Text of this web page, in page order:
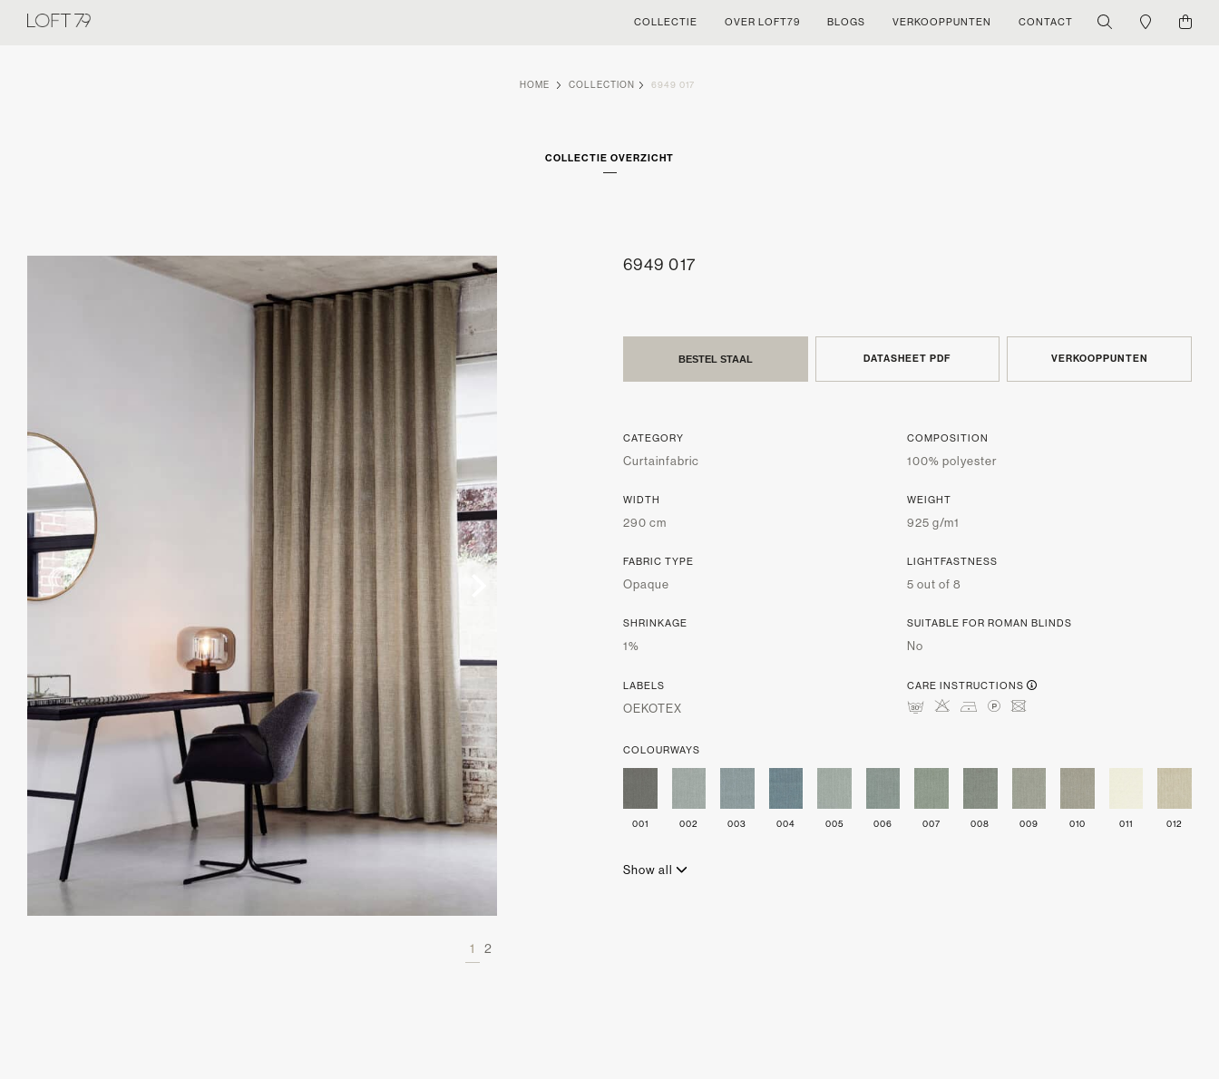
COLLECTIE OVER LOFT79 BLOGS VERKOOPPUNTEN CONTACT
HOME COLLECTION 6949 017
COLLECTIE OVERZICHT
1 2
6949 017
BESTEL STAAL DATASHEET PDF VERKOOPPUNTEN
CATEGORY
Curtainfabric
COMPOSITION
100% polyester
WIDTH
290 cm
WEIGHT
925 g/m1
FABRIC TYPE
Opaque
LIGHTFASTNESS
5 out of 8
SHRINKAGE
1%
SUITABLE FOR ROMAN BLINDS
No
LABELS
OEKOTEX
CARE INSTRUCTIONS
mHDLU
COLOURWAYS
001 002 003 004 005 006 007 008 009 010 011 012
Show all